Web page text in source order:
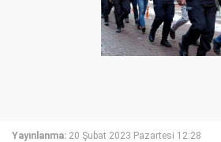
Yayınlanma: 20 Şubat 2023 Pazartesi 12:28